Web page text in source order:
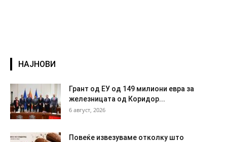
НАЈНОВИ
Грант од ЕУ од 149 милиони евра за
железницата од Коридор...
6 август, 2026
Повеќе извезуваме отколку што